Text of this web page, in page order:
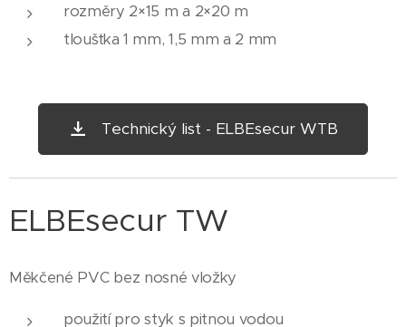
rozměry 2×15 m a 2×20 m
tloušťka 1 mm, 1,5 mm a 2 mm
Technický list - ELBEsecur WTB
ELBEsecur TW
Měkčené PVC bez nosné vložky
použití pro styk s pitnou vodou